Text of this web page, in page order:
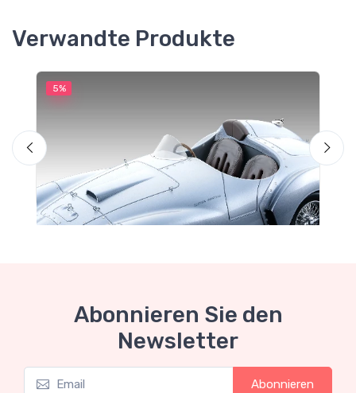
Verwandte Produkte
5%
Mythos Collection 1-18
Ferrari 166 MM Abarth Metallic Silver Press
Abonnieren Sie den
Newsletter
Abonnieren